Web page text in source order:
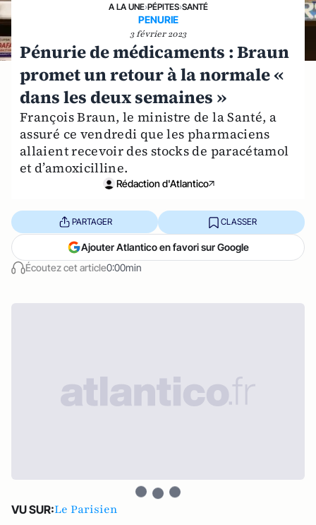
A LA UNE›PÉPITES›SANTÉ
PENURIE
3 février 2023
Pénurie de médicaments : Braun
promet un retour à la normale «
dans les deux semaines »
François Braun, le ministre de la Santé, a
assuré ce vendredi que les pharmaciens
allaient recevoir des stocks de paracétamol
et d’amoxicilline.
Rédaction d'Atlantico
Écoutez cet article0:00min
PARTAGER CLASSER
Ajouter Atlantico en favori sur Google
VU SUR:Le Parisien